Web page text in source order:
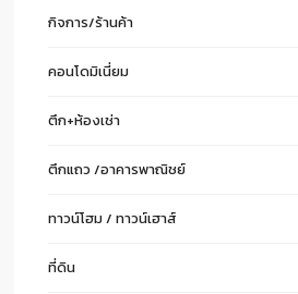
กิจการ/ร้านค้า
คอนโดมิเนี่ยม
ตึก+ห้องเช่า
ตึกแถว /อาคารพาณิชย์
ทาวน์โฮม / ทาวน์เฮาส์
ที่ดิน